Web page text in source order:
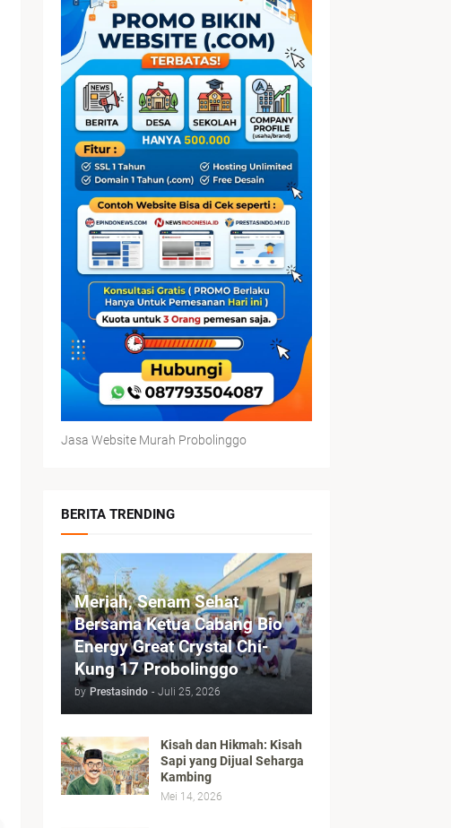
Jasa Website Murah Probolinggo
BERITA TRENDING
Meriah, Senam Sehat
Bersama Ketua Cabang Bio
Energy Great Crystal Chi-
Kung 17 Probolinggo
by Prestasindo - Juli 25, 2026
Kisah dan Hikmah: Kisah
Sapi yang Dijual Seharga
Kambing
Mei 14, 2026